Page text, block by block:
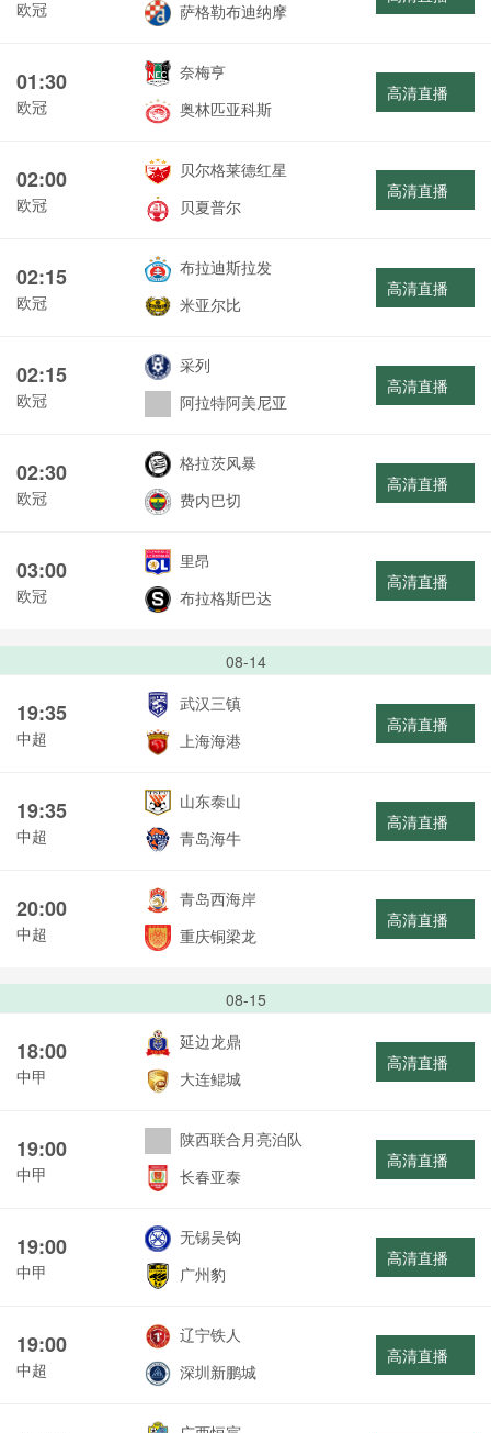
欧冠 萨格勒布迪纳摩
01:30
欧冠
奈梅亨
奥林匹亚科斯
高清直播
02:00
欧冠
贝尔格莱德红星
贝夏普尔
高清直播
02:15
欧冠
布拉迪斯拉发
米亚尔比
高清直播
02:15
欧冠
采列
阿拉特阿美尼亚
高清直播
02:30
欧冠
格拉茨风暴
费内巴切
高清直播
03:00
欧冠
里昂
布拉格斯巴达
高清直播
08-14
19:35
中超
武汉三镇
上海海港
高清直播
19:35
中超
山东泰山
青岛海牛
高清直播
20:00
中超
青岛西海岸
重庆铜梁龙
高清直播
08-15
18:00
中甲
延边龙鼎
大连鲲城
高清直播
19:00
中甲
陕西联合月亮泊队
长春亚泰
高清直播
19:00
中甲
无锡吴钩
广州豹
高清直播
19:00
中超
辽宁铁人
深圳新鹏城
高清直播